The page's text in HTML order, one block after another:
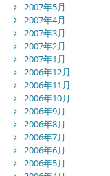
2007年5月
2007年4月
2007年3月
2007年2月
2007年1月
2006年12月
2006年11月
2006年10月
2006年9月
2006年8月
2006年7月
2006年6月
2006年5月